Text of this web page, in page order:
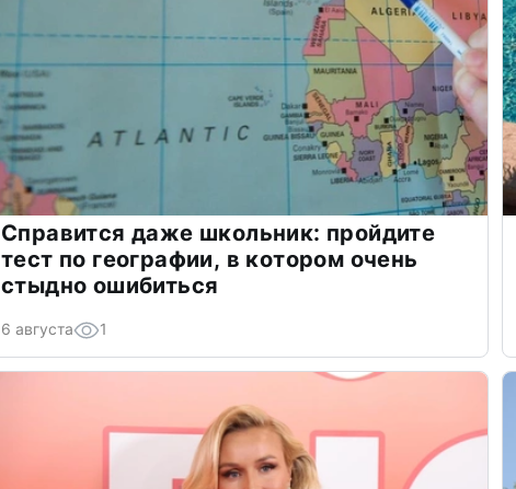
Справится даже школьник: пройдите
тест по географии, в котором очень
стыдно ошибиться
6 августа 1